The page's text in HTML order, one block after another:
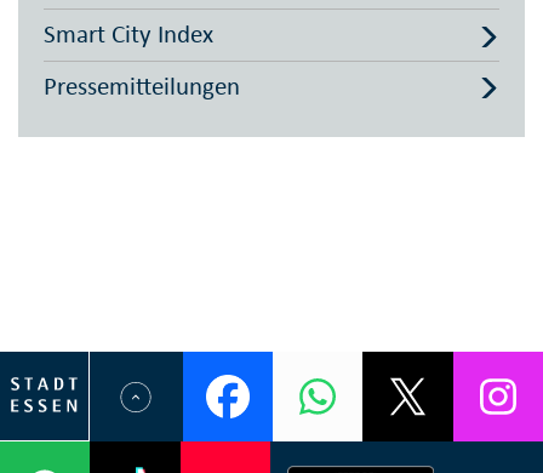
Smart City Index
Pressemitteilungen